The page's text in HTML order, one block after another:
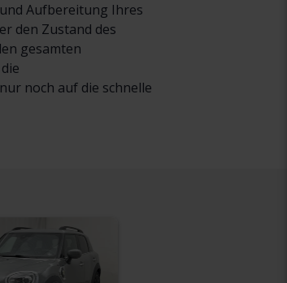
Aufbereitung Ihres
den Zustand des
gesamten
noch auf die schnelle